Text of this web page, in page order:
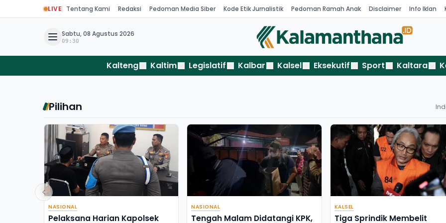
LIVE Tentang Kami Redaksi Pedoman Media Siber Kode Etik Jurnalistik Pedoman Ramah Anak Disclaimer Info Iklan
Sabtu, 08 Agustus 2026
09:30
Kalteng Kaltim Legislatif Kalbar Kalsel Eksekutif Sport Kaltara
Pilihan
NASIONAL
Pelaksana Harian Kapolsek
NASIONAL
Tengah Malam Didatangi KPK,
KALSEL
Tiga Sprindik Membelit